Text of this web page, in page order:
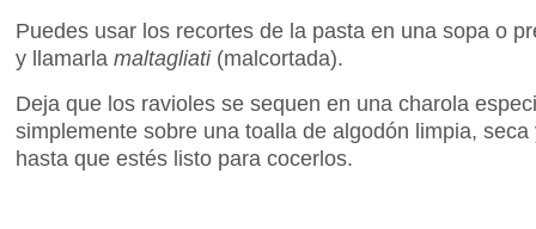
Puedes usar los recortes de la pasta en una sopa o
y llamarla maltagliati(malcortada).
Deja que los ravioles se sequen en una charola
simplemente sobre una toalla de algodón limpia,
hasta que estés listo para cocerlos.